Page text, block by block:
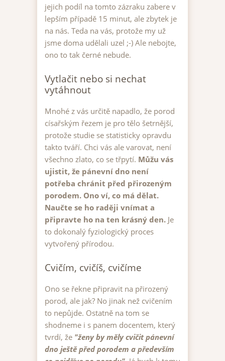
jejich podíl na tomto zázraku zabere v
lepším případě 15 minut, ale zbytek je
na nás. Teda na vás, protože my už
jsme doma udělali uzel ;-) Ale nebojte,
ono to tak černé nebude.
Vytlačit nebo si nechat
vytáhnout
Mnohé z vás určitě napadlo, že porod
císařským řezem je pro tělo šetrnější,
protože studie se statisticky opravdu
takto tváří. Chci vás ale varovat, není
všechno zlato, co se třpytí. Můžu vás
ujistit, že pánevní dno není
potřeba chránit před přirozeným
porodem. Ono ví, co má dělat.
Naučte se ho raději vnímat a
připravte ho na ten krásný den. Je
to dokonalý fyziologický proces
vytvořený přírodou.
Cvičím, cvičíš, cvičíme
Ono se řekne připravit na přirozený
porod, ale jak? No jinak než cvičením
to nepůjde. Ostatně na tom se
shodneme i s panem docentem, který
tvrdí, že "ženy by měly cvičit pánevní
dno ještě před porodem a především